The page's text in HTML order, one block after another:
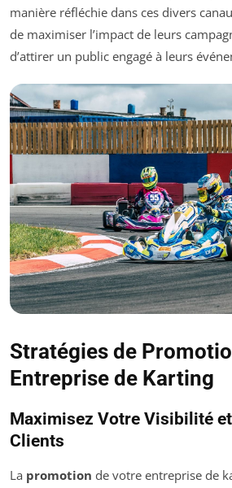
manière réfléchie dans ces divers
de maximiser l’impact de leurs
d’attirer un public engagé à leurs
Stratégies de
Entreprise de Karting
Maximisez Votre Visibilité
Clients
La promotion de votre entreprise de